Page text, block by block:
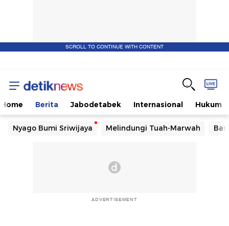
SCROLL TO CONTINUE WITH CONTENT
Home Berita Jabodetabek Internasional Hukum
Nyago Bumi Sriwijaya Melindungi Tuah-Marwah
ADVERTISEMENT